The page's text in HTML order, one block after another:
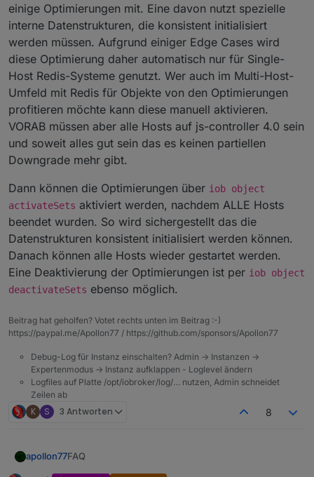
einige Optimierungen mit. Eine davon nutzt spezielle
interne Datenstrukturen, die konsistent initialisiert
werden müssen. Aufgrund einiger Edge Cases wird
diese Optimierung daher automatisch nur für Single-
Host Redis-Systeme genutzt. Wer auch im Multi-Host-
Umfeld mit Redis für Objekte von den Optimierungen
profitieren möchte kann diese manuell aktivieren.
VORAB müssen aber alle Hosts auf js-controller 4.0 sein
und soweit alles gut sein das es keinen partiellen
Downgrade mehr gibt.
Dann können die Optimierungen über iob object
activateSets aktiviert werden, nachdem ALLE Hosts
beendet wurden. So wird sichergestellt das die
Datenstrukturen konsistent initialisiert werden können.
Danach können alle Hosts wieder gestartet werden.
Eine Deaktivierung der Optimierungen ist per iob object
deactivateSets ebenso möglich.
Beitrag hat geholfen? Votet rechts unten im Beitrag :-)
https://paypal.me/Apollon77 / https://github.com/sponsors/Apollon77
Debug-Log für Instanz einschalten? Admin -> Instanzen ->
Expertenmodus -> Instanz aufklappen - Loglevel ändern
Logfiles auf Platte /opt/iobroker/log/… nutzen, Admin schneidet
Zeilen ab
K S 3 Antworten 8
apollon77FAQ